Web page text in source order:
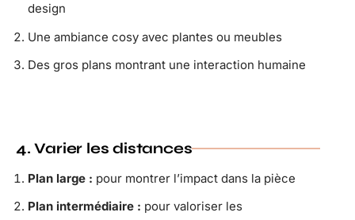
design
Une ambiance cosy avec plantes ou meubles
Des gros plans montrant une interaction humaine
4. Varier les distances
Plan large : pour montrer l’impact dans la pièce
Plan intermédiaire : pour valoriser les